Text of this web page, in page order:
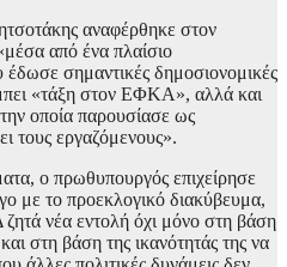
αναφέρθηκε στον
από ένα πλαίσιο
σημαντικές δημοσιονομικές
«τάξη στον ΕΦΚΑ», αλλά και
οποία παρουσίασε ως
τους εργαζόμενους».
ο πρωθυπουργός επιχείρησε
με το προεκλογικό διακύβευμα,
νέα εντολή όχι μόνο στη βάση
στη βάση της ικανότητάς της να